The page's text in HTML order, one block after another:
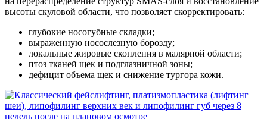
высоты скуловой области, что позволяет скорректировать:
глубокие носогубные складки;
выраженную носослезную борозду;
локальные жировые скопления в малярной области;
птоз тканей щек и подглазничной зоны;
дефицит объема щек и снижение тургора кожи.